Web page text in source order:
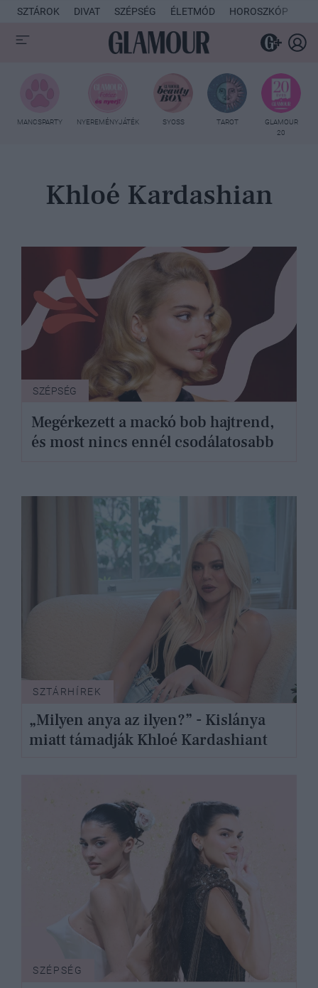
SZTÁROK DIVAT SZÉPSÉG ÉLETMÓD HOROSZKÓP
MANCSPARTY NYEREMÉNYJÁTÉK SYOSS TAROT
GLAMOUR
20
Khloé Kardashian
SZÉPSÉG
Megérkezett a mackó bob hajtrend,
és most nincs ennél csodálatosabb
SZTÁRHÍREK
„Milyen anya az ilyen?” - Kislánya
miatt támadják Khloé Kardashiant
SZÉPSÉG